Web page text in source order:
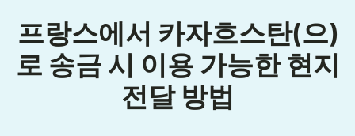
프랑스에서 카자흐스탄(으)
로 송금 시 이용 가능한 현지
전달 방법